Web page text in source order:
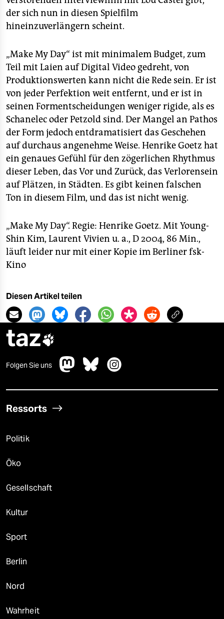
der sich nun in diesen Spielfilm
hineinzuverlängern scheint.
„Make My Day“ ist mit minimalem Budget, zum
Teil mit Laien auf Digital Video gedreht, von
Produktionswerten kann nicht die Rede sein. Er ist
von jeder Perfektion weit entfernt, und er ist in
seinen Formentscheidungen weniger rigide, als es
Schanelec oder Petzold sind. Der Mangel an Pathos
der Form jedoch entdramatisiert das Geschehen
auf durchaus angenehme Weise. Henrike Goetz hat
ein genaues Gefühl für den zögerlichen Rhythmus
dieser Leben, das Vor und Zurück, das Verlorensein
auf Plätzen, in Städten. Es gibt keinen falschen
Ton in diesem Film, und das ist nicht wenig.
„Make My Day“. Regie: Henrike Goetz. Mit Young-
Shin Kim, Laurent Vivien u. a., D 2004, 86 Min.,
läuft leider nur mit einer Kopie im Berliner fsk-
Kino
Diesen Artikel teilen
taz
Folgen Sie uns
Ressorts
Politik
Öko
Gesellschaft
Kultur
Sport
Berlin
Nord
Wahrheit